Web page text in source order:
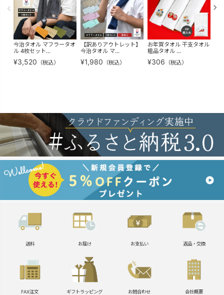
今治タオル マフラータオ
ル 4枚セット...
¥3,520 （税込）
【訳ありアウトレット】
今治タオル マ...
¥1,980 （税込）
お年賀タオル 干支タオル
粗品タオル ...
¥306 （税込）
送料 お届け お支払い 返品・交換
FAX注文 ギフトラッピング お問合わせ 会社概要